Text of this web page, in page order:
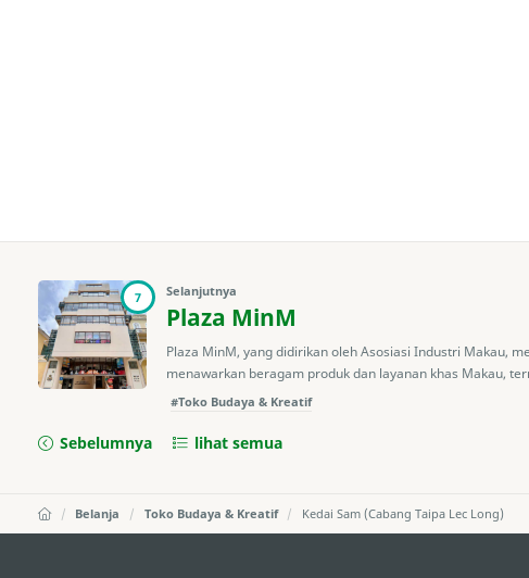
7 Selanjutnya
Plaza MinM
Plaza MinM, yang didirikan oleh Asosiasi Industri Makau,
menawarkan beragam produk dan layanan khas Makau,
#Toko Budaya & Kreatif
Sebelumnya lihat semua
Belanja Toko Budaya & Kreatif Kedai Sam (Cabang Taipa Lec Long)